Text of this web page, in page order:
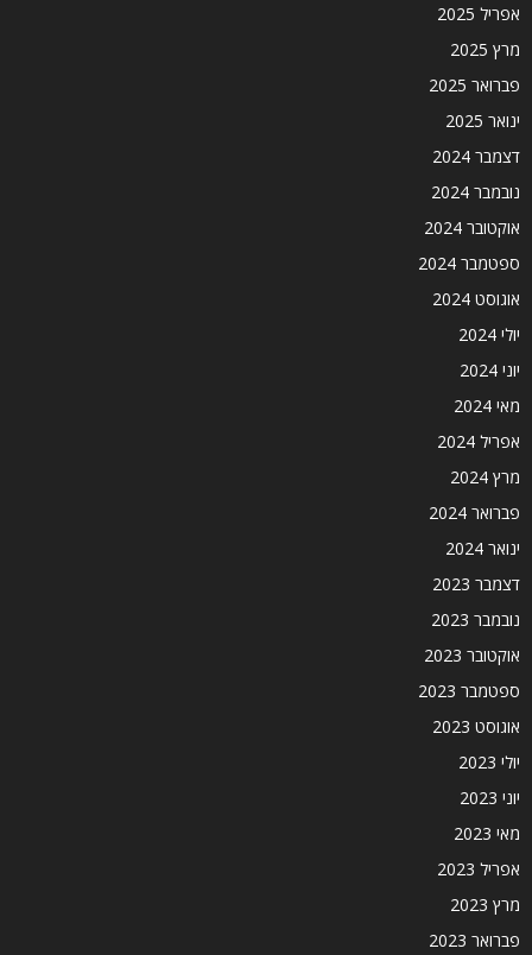
אפריל 2025
מרץ 2025
פברואר 2025
ינואר 2025
דצמבר 2024
נובמבר 2024
אוקטובר 2024
ספטמבר 2024
אוגוסט 2024
יולי 2024
יוני 2024
מאי 2024
אפריל 2024
מרץ 2024
פברואר 2024
ינואר 2024
דצמבר 2023
נובמבר 2023
אוקטובר 2023
ספטמבר 2023
אוגוסט 2023
יולי 2023
יוני 2023
מאי 2023
אפריל 2023
מרץ 2023
פברואר 2023